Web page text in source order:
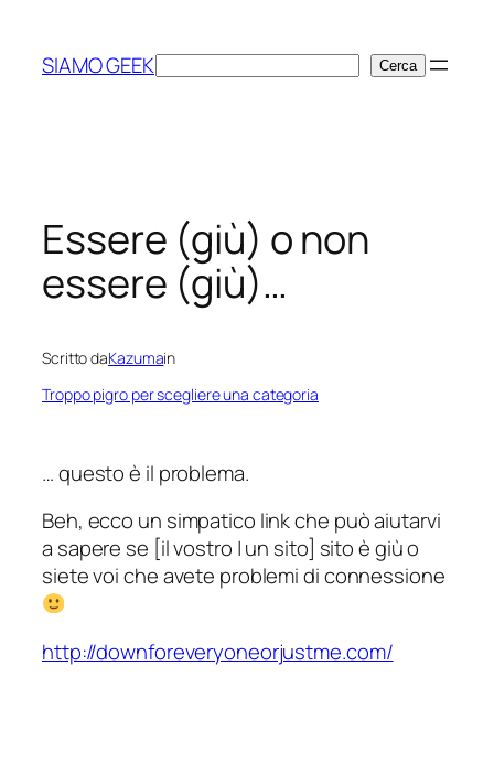
contenuto
SIAMO GEEKCerca Cerca
Essere (giù) o non
essere (giù)…
Scritto daKazumain
Troppo pigro per scegliere una categoria
… questo è il problema.
Beh, ecco un simpatico link che può aiutarvi
a sapere se [il vostro | un sito] sito è giù o
siete voi che avete problemi di connessione
http://downforeveryoneorjustme.com/